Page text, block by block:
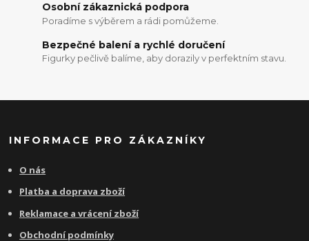
Osobní zákaznická podpora
Poradíme s výběrem a rádi pomůžeme.
Bezpečné balení a rychlé doručení
Figurky pečlivě balíme, aby dorazily v perfektním stavu.
INFORMACE PRO ZÁKAZNÍKY
O nás
Platba a doprava zboží
Reklamace a vrácení zboží
Obchodní podmínky